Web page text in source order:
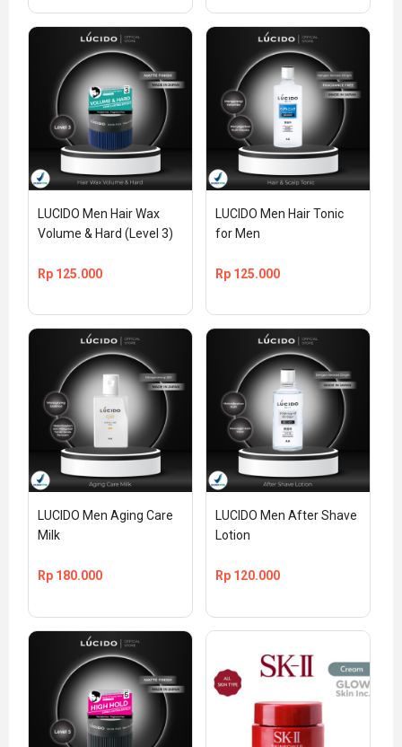
LUCIDO Men Hair Wax
Volume & Hard (Level 3)
Rp 125.000
LUCIDO Men Hair Tonic
for Men
Rp 125.000
LUCIDO Men Aging Care
Milk
Rp 180.000
LUCIDO Men After Shave
Lotion
Rp 120.000